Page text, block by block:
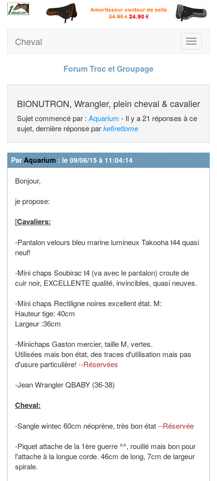
Toggle
Cheval
Forum Troc et Groupage
BIONUTRON, Wrangler, plein cheval & cavalier
Sujet commencé par : Aquarium - Il y a 21 réponses à ce
sujet, dernière réponse parkefiretlome
ParAquarium : le 09/06/15 à 11:04:14
Bonjour,
je propose:
[Cavaliers:
-Pantalon velours bleu marine lumineux Takooha t44 quasi
neuf!
-Mini chaps Soubirac t4 (va avec le pantalon) croute de
cuir noir, EXCELLENTE qualité, invincibles, quasi neuves.
-Mini chaps Rectiligne noires excellent état. M:
Hauteur tige: 40cm
Largeur :36cm
-Minichaps Gaston mercier, taille M, vertes.
Utilisées mais bon état, des traces d'utilisation mais pas
d'usure particulière! --Réservées
-Jean Wrangler QBABY (36-38)
Cheval:
-Sangle wintec 60cm néoprène, très bon état--Réservée
-Piquet attache de la 1ère guerre ^^, rouillé mais bon pour
l'attache à la longue corde. 46cm de long, 7cm de largeur
spirale.